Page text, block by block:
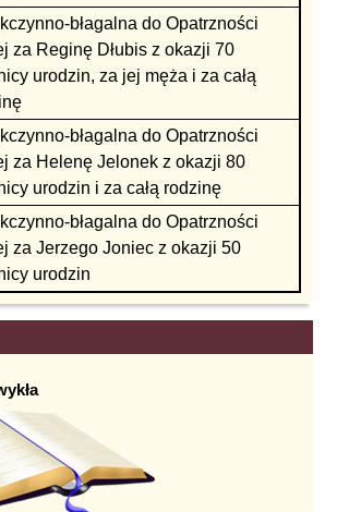
błagalna do Opatrzności
za Reginę Dłubis z okazji 70
urodzin, za jej męża i za całą
błagalna do Opatrzności
za Helenę Jelonek z okazji 80
urodzin i za całą rodzinę
błagalna do Opatrzności
za Jerzego Joniec z okazji 50
urodzin